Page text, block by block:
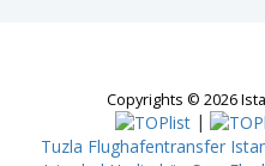
Copyrights © 2026
|
Tuzla Flughafentransfer